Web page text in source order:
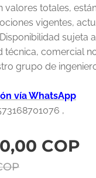
valores totales,
vigentes,
sujeta
técnica, comercial
grupo de
vía WhatsApp
,
COP